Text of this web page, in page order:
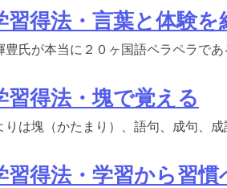
習得法・言葉と体験を
豊氏が本当に２０ヶ国語ペラペラで
習得法・塊で覚える
りは塊（かたまり）、語句、成句、
習得法・学習から習慣